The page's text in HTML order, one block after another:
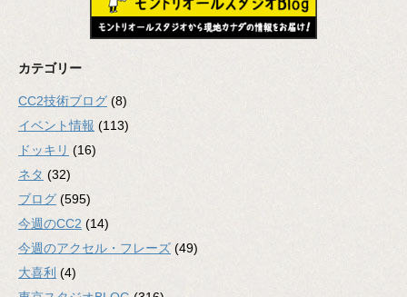
カテゴリー
CC2技術ブログ (8)
イベント情報 (113)
ドッキリ (16)
ネタ (32)
ブログ (595)
今週のCC2 (14)
今週のアクセル・フレーズ (49)
大喜利 (4)